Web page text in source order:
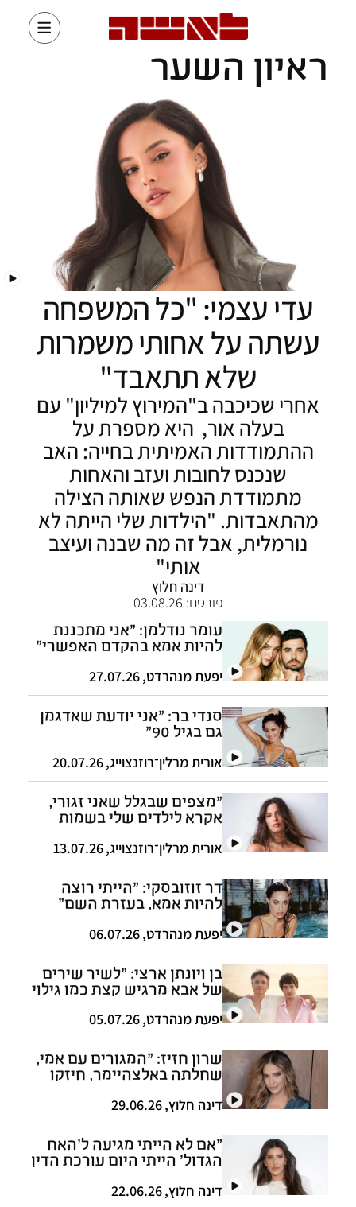
ראיון השער
עדי עצמי: "כל המשפחה
עשתה על אחותי משמרות
שלא תתאבד"
אחרי שכיכבה ב"המירוץ למיליון" עם
בעלה אור, היא מספרת על
ההתמודדות האמיתית בחייה: האב
שנכנס לחובות ועזב והאחות
מתמודדת הנפש שאותה הצילה
מהתאבדות. "הילדות שלי הייתה לא
נורמלית, אבל זה מה שבנה ועיצב
אותי"
דינה חלוץ
פורסם: 03.08.26
עומר נודלמן: "אני מתכננת
להיות אמא בהקדם האפשרי"
יפעת מנהרדט,
27.07.26
סנדי בר: "אני יודעת שאדגמן
גם בגיל 90"
אורית מרלין־רוזנצוייג,
20.07.26
"מצפים שבגלל שאני זגורי,
אקרא לילדים שלי בשמות
טריוויאליים"
אורית מרלין־רוזנצוייג,
13.07.26
דר זוזובסקי: "הייתי רוצה
להיות אמא, בעזרת השם"
יפעת מנהרדט,
06.07.26
בן ויונתן ארצי: "לשיר שירים
של אבא מרגיש קצת כמו גילוי
יפעת מנהרדט,
05.07.26
שרון חזיז: "המגורים עם אמי,
שחלתה באלצהיימר, חיזקו
דינה חלוץ,
29.06.26
"אם לא הייתי מגיעה ל'האח
הגדול' הייתי היום עורכת הדין
דינה חלוץ,
22.06.26